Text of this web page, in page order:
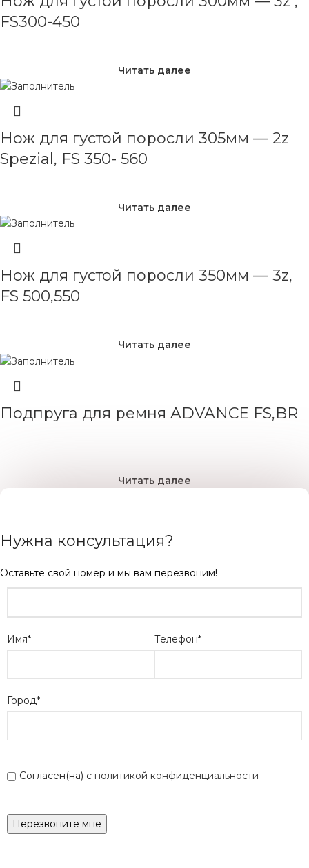
FS300-450
Читать далее
Нож для густой поросли 305мм — 2z
Spezial, FS 350- 560
Читать далее
Нож для густой поросли 350мм — 3z,
FS 500,550
Читать далее
Подпруга для ремня ADVANCE FS,BR
Читать далее
Нужна консультация?
Оставьте свой номер и мы вам перезвоним!
Имя* Телефон*
Город*
Согласен(на) с политикой конфиденциальности